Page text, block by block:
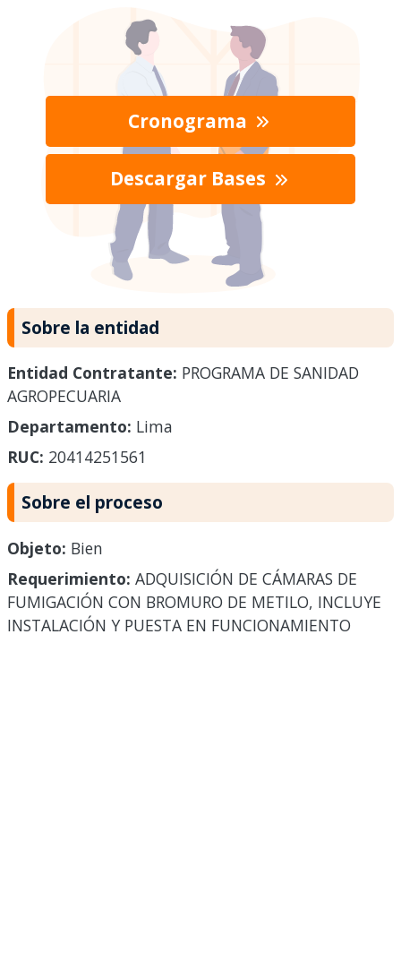
Cronograma
Descargar Bases
Sobre la entidad
Entidad Contratante: PROGRAMA DE SANIDAD
AGROPECUARIA
Departamento: Lima
RUC: 20414251561
Sobre el proceso
Objeto: Bien
Requerimiento: ADQUISICIÓN DE CÁMARAS DE
FUMIGACIÓN CON BROMURO DE METILO, INCLUYE
INSTALACIÓN Y PUESTA EN FUNCIONAMIENTO